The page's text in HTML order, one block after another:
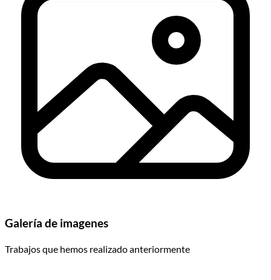
Galería de imagenes
Trabajos que hemos realizado anteriormente